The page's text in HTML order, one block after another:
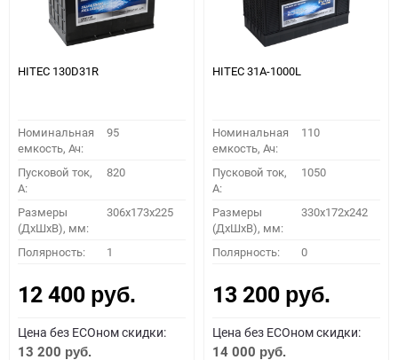
HITEC 130D31R
Номинальная
емкость, Ач:
95
Пусковой ток,
A:
820
Размеры
(ДхШхВ), мм:
306x173x225
Полярность: 1
12 400 руб.
Цена без ECOном скидки:
13 200 руб.
HITEC 31A-1000L
Номинальная
емкость, Ач:
110
Пусковой ток,
A:
1050
Размеры
(ДхШхВ), мм:
330x172x242
Полярность: 0
13 200 руб.
Цена без ECOном скидки:
14 000 руб.